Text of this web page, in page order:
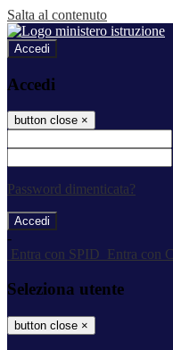
Salta al contenuto
Accedi
Accedi
button close ×
Password dimenticata?
-
Entra con SPID
Entra con
Seleziona utente
button close ×